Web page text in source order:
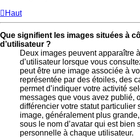
Haut
Que signifient les images situées à
d’utilisateur ?
Deux images peuvent apparaître
d’utilisateur lorsque vous
peut être une image associée à
représentée par des étoiles, des
permet d’indiquer votre activité
messages que vous avez publié,
différencier votre statut particulier
image, généralement plus
sous le nom d’avatar qui est bien
personnelle à chaque utilisateur.